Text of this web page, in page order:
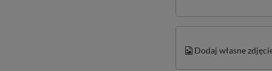
Dodaj własne